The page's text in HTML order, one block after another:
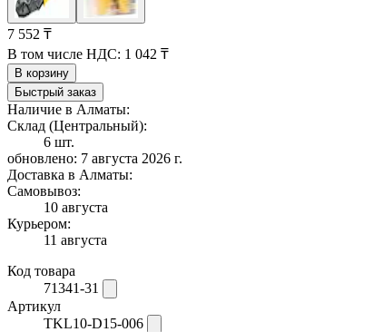
7 552 ₸
В том числе НДС: 1 042 ₸
В корзину
Быстрый заказ
Наличие в Алматы:
Склад (Центральный):
6 шт.
обновлено: 7 августа 2026 г.
Доставка в Алматы:
Самовывоз:
10 августа
Курьером:
11 августа
Код товара
71341-31
Артикул
TKL10-D15-006